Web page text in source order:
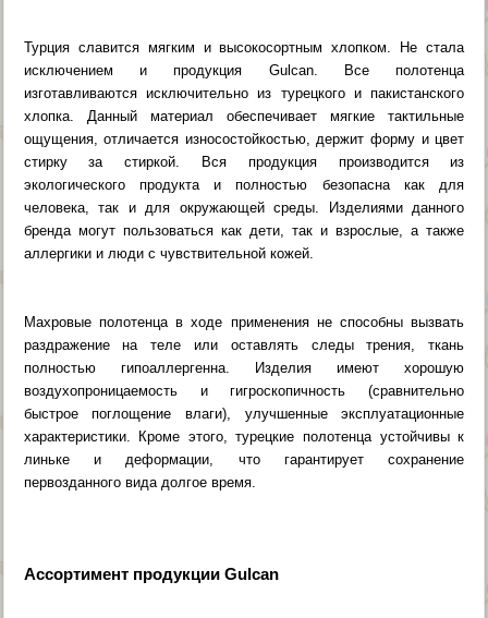
Турция славится мягким и высокосортным хлопком. Не стала
исключением и продукция Gulcan. Все полотенца
изготавливаются исключительно из турецкого и пакистанского
хлопка. Данный материал обеспечивает мягкие тактильные
ощущения, отличается износостойкостью, держит форму и цвет
стирку за стиркой. Вся продукция производится из
экологического продукта и полностью безопасна как для
человека, так и для окружающей среды. Изделиями данного
бренда могут пользоваться как дети, так и взрослые, а также
аллергики и люди с чувствительной кожей.
Махровые полотенца в ходе применения не способны вызвать
раздражение на теле или оставлять следы трения, ткань
полностью гипоаллергенна. Изделия имеют хорошую
воздухопроницаемость и гигроскопичность (сравнительно
быстрое поглощение влаги), улучшенные эксплуатационные
характеристики. Кроме этого, турецкие полотенца устойчивы к
линьке и деформации, что гарантирует сохранение
первозданного вида долгое время.
Ассортимент продукции Gulcan